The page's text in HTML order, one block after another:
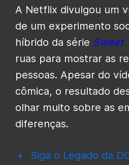
A Netflix divulgou um
de um experimento
híbrido da série Sweet
ruas para mostrar as
pessoas. Apesar do
cômica, o resultado
olhar muito sobre as
diferenças.
Siga o Legado da